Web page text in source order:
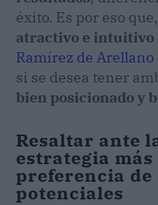
éxito. Es por eso
atractivo e intuitivo
Ramírez de Arellano
si se desea tener
bien posicionado y
Resaltar ante
estrategia
preferencia de
potenciales